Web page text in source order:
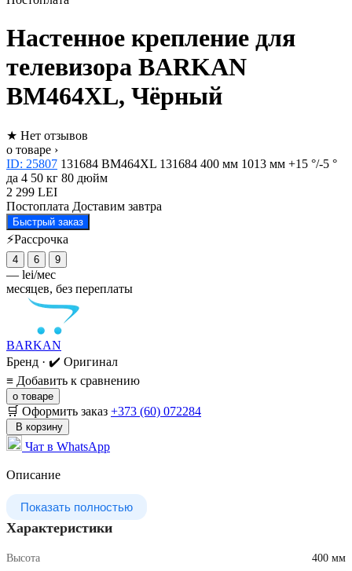
Настенное крепление для
телевизора BARKAN
BM464XL, Чёрный
★ Нет отзывов
о товаре ›
ID: 25807 131684 BM464XL 131684 400 мм 1013 мм +15 °/-5 °
да 4 50 кг 80 дюйм
2 299 LEI
Постоплата Доставим завтра
Быстрый заказ
⚡Рассрочка
4 6 9
— lei/мес
месяцев, без переплаты
BARKAN
Бренд · ✔️ Оригинал
≡ Добавить к сравнению
о товаре
🛒 Оформить заказ +373 (60) 072284
В корзину
Чат в WhatsApp
Описание
Показать полностью
Характеристики
Высота 400 мм